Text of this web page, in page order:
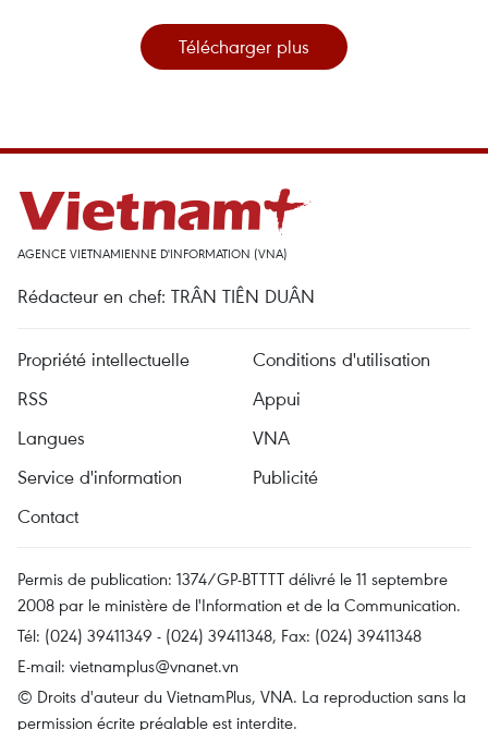
Télécharger plus
AGENCE VIETNAMIENNE D'INFORMATION (VNA)
Rédacteur en chef: TRÂN TIÊN DUÂN
Propriété intellectuelle
Conditions d'utilisation
RSS
Appui
Langues
VNA
Service d'information
Publicité
Contact
Permis de publication: 1374/GP-BTTTT délivré le 11 septembre
2008 par le ministère de l'Information et de la Communication.
Tél: (024) 39411349 - (024) 39411348, Fax: (024) 39411348
E-mail: vietnamplus@vnanet.vn
© Droits d'auteur du VietnamPlus, VNA. La reproduction sans la
permission écrite préalable est interdite.